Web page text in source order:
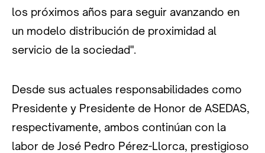
los próximos años para seguir avanzando en
un modelo distribución de proximidad al
servicio de la sociedad".
Desde sus actuales responsabilidades como
Presidente y Presidente de Honor de ASEDAS,
respectivamente, ambos continúan con la
labor de José Pedro Pérez-Llorca, prestigioso